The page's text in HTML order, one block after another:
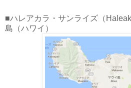
■ハレアカラ・サンライズ（
島（ハワイ）